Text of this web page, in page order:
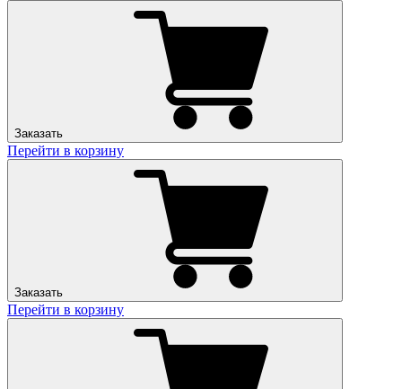
Заказать
Перейти в корзину
Заказать
Перейти в корзину